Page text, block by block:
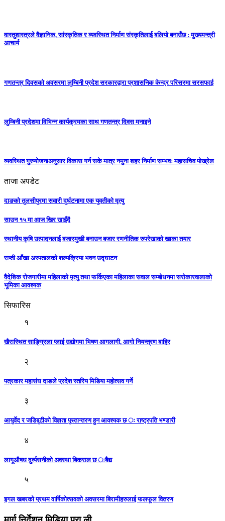
वास्तुशास्त्रले वैज्ञानिक, सांस्कृतिक र व्यवस्थित निर्माण संस्कृतिलाई बलियो बनाउँछ : मुख्यमन्त्री
आचार्य
गणतन्त्र दिवसको अवसरमा लुम्बिनी प्रदेश सरकारद्वारा प्रशासनिक केन्द्र परिसरमा सरसफाई
लुम्बिनी प्रदेशमा विभिन्न कार्यक्रमका साथ गणतन्त्र दिवस मनाइने
व्यवस्थित गुरुयोजनाअनुसार विकास गर्न सके मात्र नमुना शहर निर्माण सम्भवः महासचिव पोख्रेल
ताजा अपडेट
दाङको तुलसीपुरमा सवारी दुर्घटनामा एक युवतीको मृत्यु
साउन १५ मा आज खिर खाइँदै
स्थानीय कृषि उत्पादनलाई बजारमुखी बनाउन बजार रणनीतिक रुपरेखाको खाका तयार
राप्ती आँखा अस्पतालको शल्यक्रिया भवन उद्घाटन
वैदेशिक रोजगारीमा महिलाको मृत्यु तथा फर्किएका महिलाका सवाल सम्बोधनमा सरोकारवालाको
भूमिका आवश्यक
सिफारिस
१
खैरास्थित साङ्ग्रिला प्लाई उद्योगमा भिषण आगलागी, आगाे नियन्त्रण बाहिर
२
पत्रकार महासंघ दाङले प्रदेश स्तरिय मिडिया महोत्सव गर्ने
३
आयुर्वेद र जडिबुटीको विज्ञता पुस्तान्तरण हुन आवश्यक छ ः राष्ट्रपति भण्डारी
४
लागूऔषध दुर्व्यसनीको अवस्था बिकराल छ ःबैद्य
५
इगल खबरको प्रथम वार्षिकोत्सवको अवसरमा बिरामीहरुलाई फलफूल वितरण